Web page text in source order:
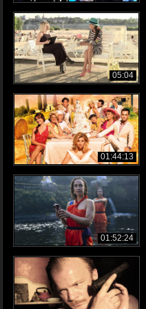
05:04
01:44:13
01:52:24